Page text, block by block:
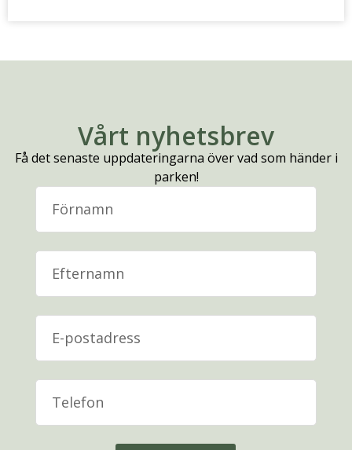
Vårt nyhetsbrev
Få det senaste uppdateringarna över vad som händer i
parken!